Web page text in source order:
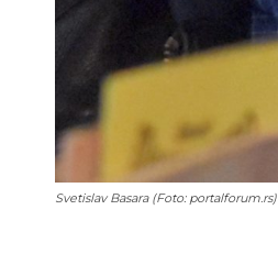
Svetislav Basara (Foto: portalforum.rs)